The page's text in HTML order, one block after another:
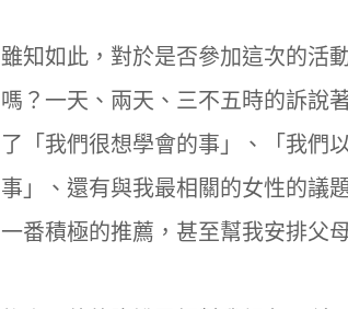
雖知如此，對於是否參加這次的活
嗎？一天、兩天、三不五時的訴說
了「我們很想學會的事」、「我們
事」、還有與我最相關的女性的議
一番積極的推薦，甚至幫我安排父